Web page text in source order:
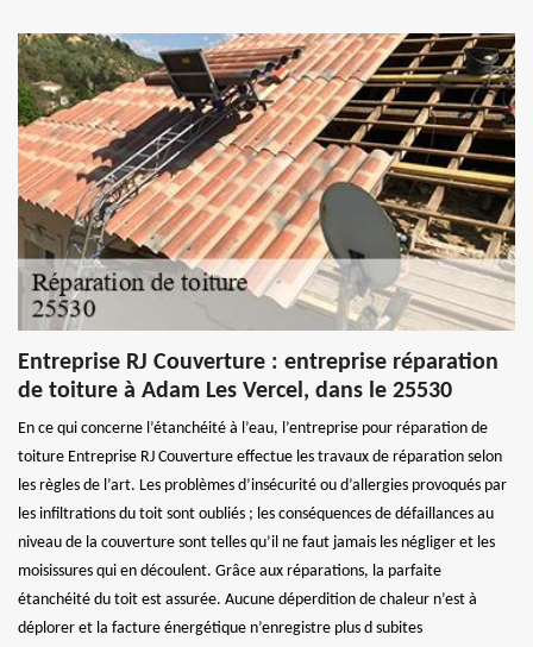
Entreprise RJ Couverture : entreprise réparation
de toiture à Adam Les Vercel, dans le 25530
En ce qui concerne l’étanchéité à l’eau, l’entreprise pour réparation de
toiture Entreprise RJ Couverture effectue les travaux de réparation selon
les règles de l’art. Les problèmes d’insécurité ou d’allergies provoqués par
les infiltrations du toit sont oubliés ; les conséquences de défaillances au
niveau de la couverture sont telles qu’il ne faut jamais les négliger et les
moisissures qui en découlent. Grâce aux réparations, la parfaite
étanchéité du toit est assurée. Aucune déperdition de chaleur n’est à
déplorer et la facture énergétique n’enregistre plus d subites